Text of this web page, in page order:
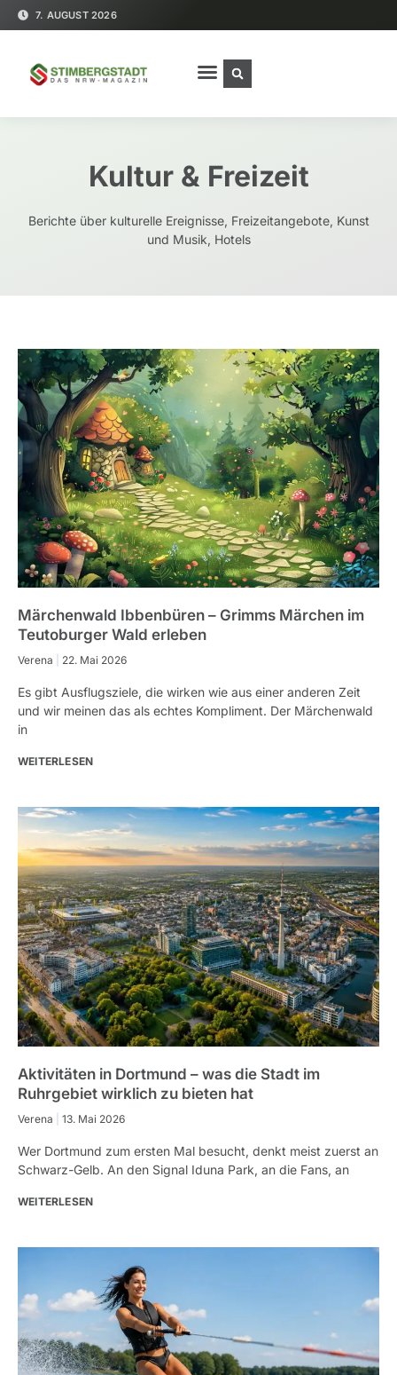
7. AUGUST 2026
Kultur & Freizeit
Berichte über kulturelle Ereignisse, Freizeitangebote, Kunst
und Musik, Hotels
Märchenwald Ibbenbüren – Grimms Märchen im
Teutoburger Wald erleben
Verena 22. Mai 2026
Es gibt Ausflugsziele, die wirken wie aus einer anderen Zeit
und wir meinen das als echtes Kompliment. Der Märchenwald
in
WEITERLESEN
Aktivitäten in Dortmund – was die Stadt im
Ruhrgebiet wirklich zu bieten hat
Verena 13. Mai 2026
Wer Dortmund zum ersten Mal besucht, denkt meist zuerst an
Schwarz-Gelb. An den Signal Iduna Park, an die Fans, an
WEITERLESEN